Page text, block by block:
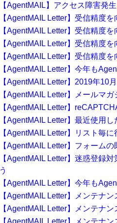
【AgentMAIL】アクセス障害発
【AgentMAIL Letter】受信精度
【AgentMAIL Letter】受信精度
【AgentMAIL Letter】受信精度
【AgentMAIL Letter】受信精度
【AgentMAIL Letter】今年も
【AgentMAIL Letter】2019年10
【AgentMAIL Letter】メールマ
【AgentMAIL Letter】
【AgentMAIL Letter】最近使用
【AgentMAIL Letter】リスト毎
【AgentMAIL Letter】フォーム
【AgentMAIL Letter】迷惑登録
う
【AgentMAIL Letter】今年も
【AgentMAIL Letter】メンテナ
【AgentMAIL Letter】メンテナ
【AgentMAIL Letter】メンテナ